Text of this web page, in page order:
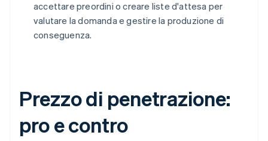
accettare preordini o creare liste d'attesa per
valutare la domanda e gestire la produzione di
conseguenza.
Prezzo di penetrazione:
pro e contro